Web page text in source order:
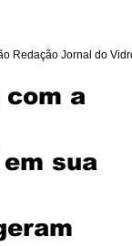
com a
sua
Redação Jornal do Vidro